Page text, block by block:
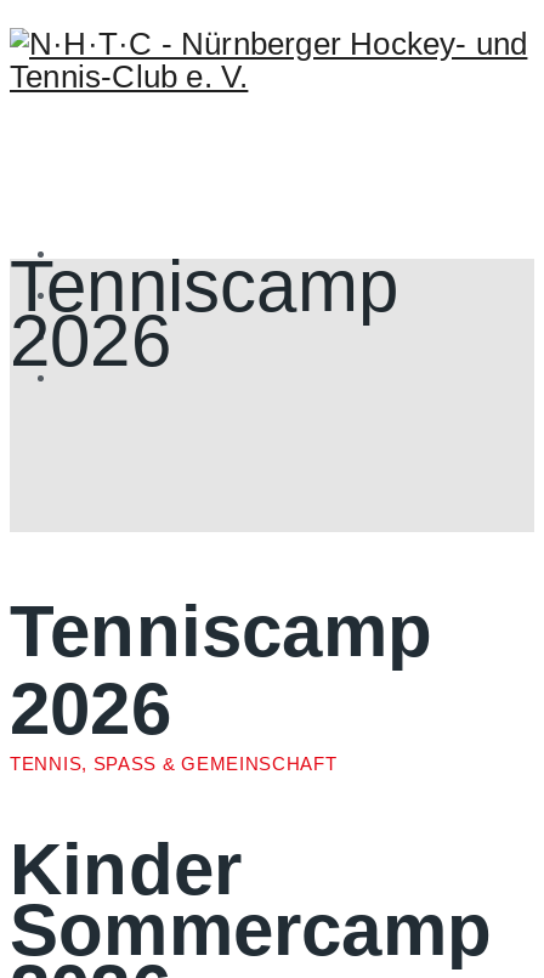
Tenniscamp
2026
Tenniscamp
2026
TENNIS, SPASS & GEMEINSCHAFT
Kinder
Sommercamp